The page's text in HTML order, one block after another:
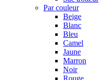
Par couleur
Beige
Blanc
Bleu
Camel
Jaune
Marron
Noir
Rouge